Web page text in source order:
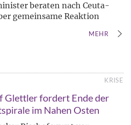
beraten nach Ceuta-
gemeinsame Reaktion
MEHR
KRISE
Glettler fordert Ende der
im Nahen Osten